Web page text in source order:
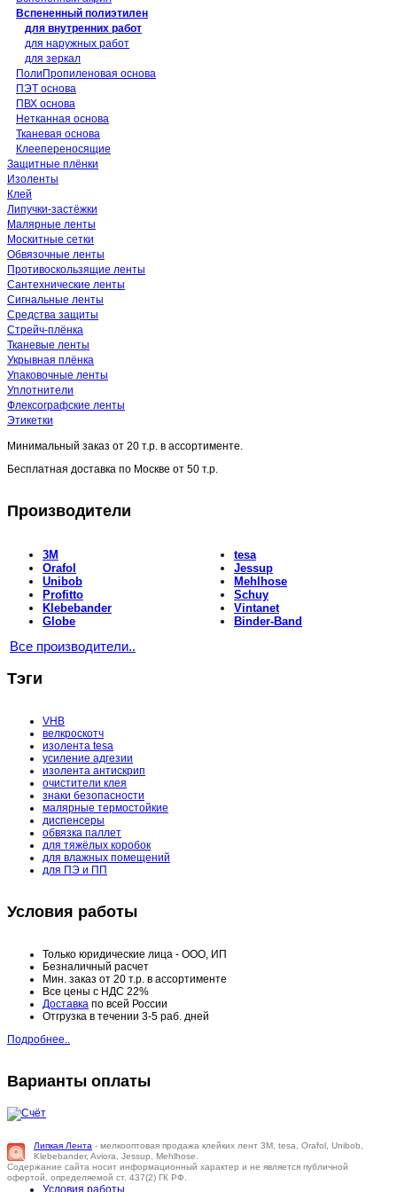
Вспененный полиэтилен
для внутренних работ
для наружных работ
для зеркал
ПолиПропиленовая основа
ПЭТ основа
ПВХ основа
Нетканная основа
Тканевая основа
Клеепереносящие
Защитные плёнки
Изоленты
Клей
Липучки-застёжки
Малярные ленты
Москитные сетки
Обвязочные ленты
Противоскользящие ленты
Сантехнические ленты
Сигнальные ленты
Средства защиты
Стрейч-плёнка
Тканевые ленты
Укрывная плёнка
Упаковочные ленты
Уплотнители
Флексографские ленты
Этикетки
Минимальный заказ от 20 т.р. в ассортименте.
Бесплатная доставка по Москве от 50 т.р.
Производители
3M
Orafol
Unibob
Profitto
Klebebander
Globe
tesa
Jessup
Mehlhose
Schuy
Vintanet
Binder-Band
Все производители..
Тэги
VHB
велкроскотч
изолента tesa
усиление адгезии
изолента антискрип
очистители клея
знаки безопасности
малярные термостойкие
диспенсеры
обвязка паллет
для тяжёлых коробок
для влажных помещений
для ПЭ и ПП
Условия работы
Только юридические лица - ООО, ИП
Безналичный расчет
Мин. заказ от 20 т.р. в ассортименте
Все цены с НДС 22%
Доставка по всей России
Отгрузка в течении 3-5 раб. дней
Подробнее..
Варианты оплаты
Липкая Лента - мелкооптовая продажа клейких лент 3M, tesa, Orafol, Unibob,
Klebebander, Aviora, Jessup, Mehlhose.
Содержание сайта носит информационный характер и не является публичной
офертой, определяемой ст. 437(2) ГК РФ.
Условия работы